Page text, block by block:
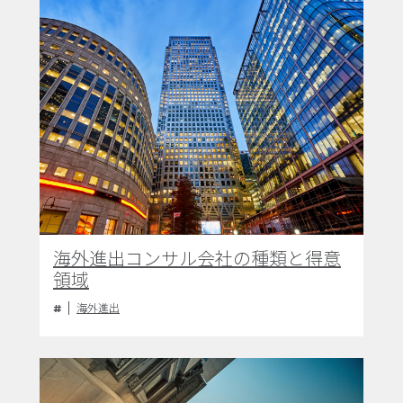
海外進出コンサル会社の種類と得意
領域
海外進出